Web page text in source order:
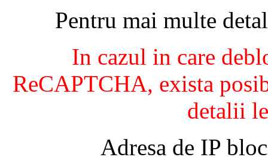
Pentru mai multe
In cazul in care
ReCAPTCHA, exista
detalii
Adresa de IP